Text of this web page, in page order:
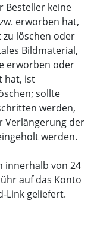
Besteller keine
erworben hat,
löschen oder
Bildmaterial,
erworben oder
hat, ist
sollte
werden,
Verlängerung der
werden.
innerhalb von 24
auf das Konto
Link geliefert.